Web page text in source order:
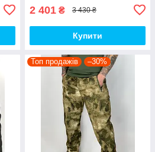
2 401 ₴ 3 430 ₴
Купити
Топ продажів –30%